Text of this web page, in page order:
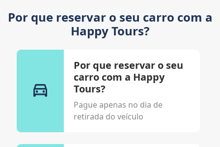
Por que reservar o seu carro com a
Happy Tours?
Por que reservar o seu
carro com a Happy
Tours?
Pague apenas no dia de
retirada do veículo